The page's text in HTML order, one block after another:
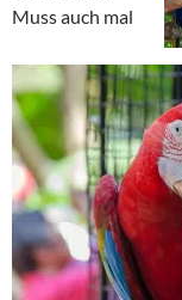
Muss auch mal